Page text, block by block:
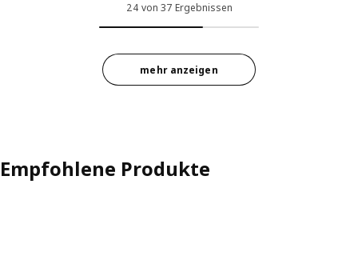
24 von 37 Ergebnissen
mehr anzeigen
Empfohlene Produkte